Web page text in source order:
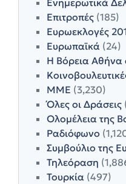
Επιτροπές (185)
Ευρωεκλογές
Ευρωπαϊκά (24)
Η Βόρεια Αθήνα
ΜΜΕ (3,230)
Όλες οι Δράσεις
Ολομέλεια της
Ραδιόφωνο
Συμβούλιο της
Τηλεόραση
Τουρκία (497)